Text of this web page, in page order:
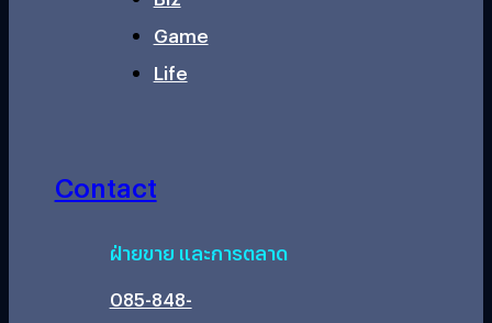
Game
Life
Contact
ฝ่ายขาย และการตลาด
085-848-